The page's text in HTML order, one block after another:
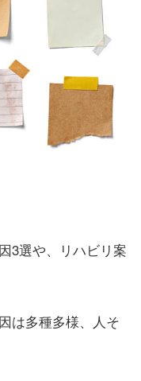
3選や、リハビリ案
は多種多様、人そ